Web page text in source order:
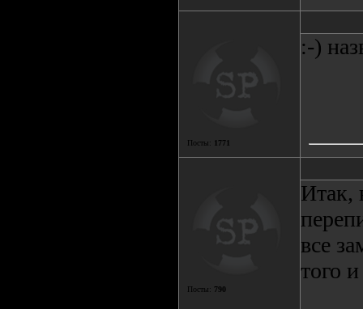
Посты: 1771
:-)
Посты: 790
Итак,
все
того